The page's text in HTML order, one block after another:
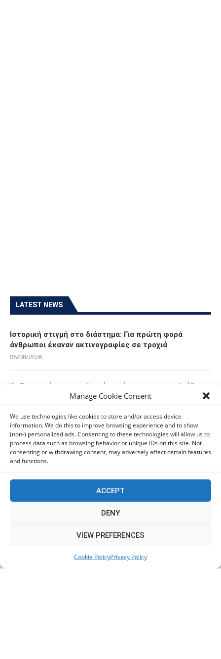
Manage Cookie Consent
We use technologies like cookies to store and/or access device
information. We do this to improve browsing experience and to show
(non-) personalized ads. Consenting to these technologies will allow us to
process data such as browsing behavior or unique IDs on this site. Not
consenting or withdrawing consent, may adversely affect certain features
and functions.
ACCEPT
DENY
VIEW PREFERENCES
Cookie PolicyPrivacy Policy
LATEST NEWS
Ιστορική στιγμή στο διάστημα: Για πρώτη φορά
άνθρωποι έκαναν ακτινογραφίες σε τροχιά
06/08/2026
Οι Ευρωπαίοι καταναλωτές φαίνεται να «αγκαλιάζουν»
τα νέα Samsung Galaxy Z Fold8
Οι χρήστες Mac είναι περισσότερο εκτεθειμένοι σε
κυβερνοαπειλές αλλά λαμβάνουν λιγότερα μέτρα
προστασίας
Πόλη Χρυσοχούς: Σε εξέλιξη η ενοποίηση τεσσάρων
αρχαιολογικών χώρων (εικόνες)
όσους δεν συμμορφώθηκαν για τις επικίνδυνες
This website uses cookies to improve your experience. We'll
Accept
Read More